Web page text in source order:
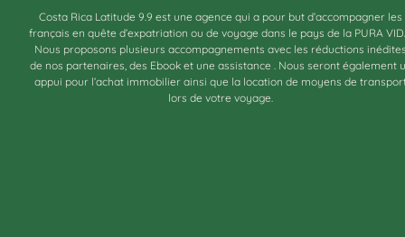
Costa Rica Latitude 9.9 est une agence qui a pour but d’accompagner les
français en quête d’expatriation ou de voyage dans le pays de la PURA
Nous proposons plusieurs accompagnements avec les réductions
de nos partenaires, des Ebook et une assistance . Nous seront également
appui pour l’achat immobilier ainsi que la location de moyens de
lors de votre voyage.